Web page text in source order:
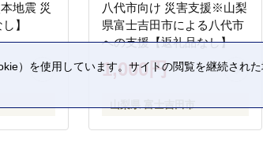
地震 災
】
八代市向け 災害支援※山梨
県富士吉田市による八代市
への支援【返礼品なし】
1,000円
山梨県 富士吉田市
）を使用しています。サイトの閲覧を継続され